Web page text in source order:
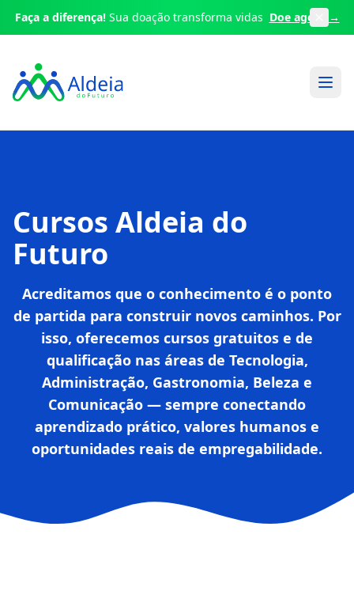
Faça a diferença!Sua doação transforma vidas Doe agora →
Cursos Aldeia do
Futuro
Acreditamos que o conhecimento é o ponto
de partida para construir novos caminhos. Por
isso, oferecemos cursos gratuitos e de
qualificação nas áreas de Tecnologia,
Administração, Gastronomia, Beleza e
Comunicação — sempre conectando
aprendizado prático, valores humanos e
oportunidades reais de empregabilidade.